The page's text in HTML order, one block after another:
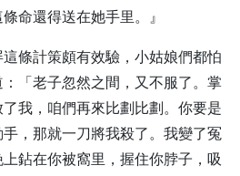
命還得送在她手里。』
條計策頗有效驗，小姑娘們都怕
「老子忽然之間，又不服了。掌
我，咱們再來比劃比劃。你要是
，那就一刀將我殺了。我變了冤
鉆在你被窩里，握住你脖子，吸